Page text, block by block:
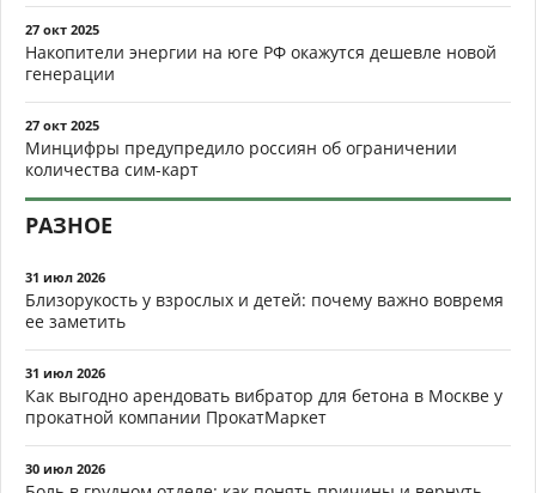
27 окт 2025
Накопители энергии на юге РФ окажутся дешевле новой
генерации
27 окт 2025
Минцифры предупредило россиян об ограничении
количества сим-карт
РАЗНОЕ
31 июл 2026
Близорукость у взрослых и детей: почему важно вовремя
ее заметить
31 июл 2026
Как выгодно арендовать вибратор для бетона в Москве у
прокатной компании ПрокатМаркет
30 июл 2026